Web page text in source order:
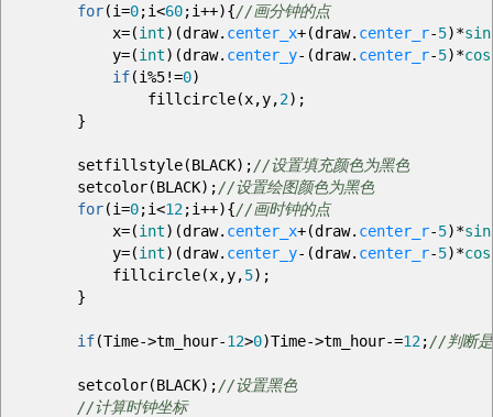
for(i=0;i<60;i++){//画分钟的点
x=(int) (draw. center_x+(draw. center_r-5)*sin
y=(int) (draw. center_y- (draw. center_r-5)*cos
if(i%5!=0)
fillcircle(x,y,2) ;
}
setfillstyle(BLACK) ;//设置填充颜色为黑色
setcolor(BLACK) ;//设置绘图颜色为黑色
for(i=0;i<12;i++){//画时钟的点
x=(int) (draw. center_x+(draw. center_r-5)*sin
y=(int) (draw. center_y- (draw. center_r-5)*cos
fillcircle(x,y,5) ;
}
if(Time->tm_hour-12>0)Time->tm_hour-=12;//判断是
setcolor(BLACK) ;//设置黑色
//计算时钟坐标